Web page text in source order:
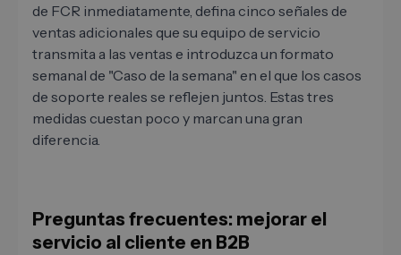
de FCR inmediatamente, defina cinco señales de
ventas adicionales que su equipo de servicio
transmita a las ventas e introduzca un formato
semanal de "Caso de la semana" en el que los casos
de soporte reales se reflejen juntos. Estas tres
medidas cuestan poco y marcan una gran
diferencia.
Preguntas frecuentes: mejorar el
servicio al cliente en B2B